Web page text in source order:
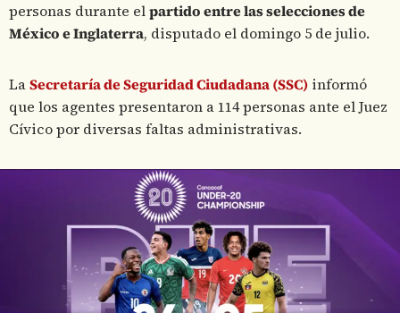
personas durante elpartido entre las selecciones de
México e Inglaterra, disputado el domingo 5 de julio.
LaSecretaría de Seguridad Ciudadana (SSC) informó
que los agentes presentaron a 114 personas ante el Juez
Cívico por diversas faltas administrativas.